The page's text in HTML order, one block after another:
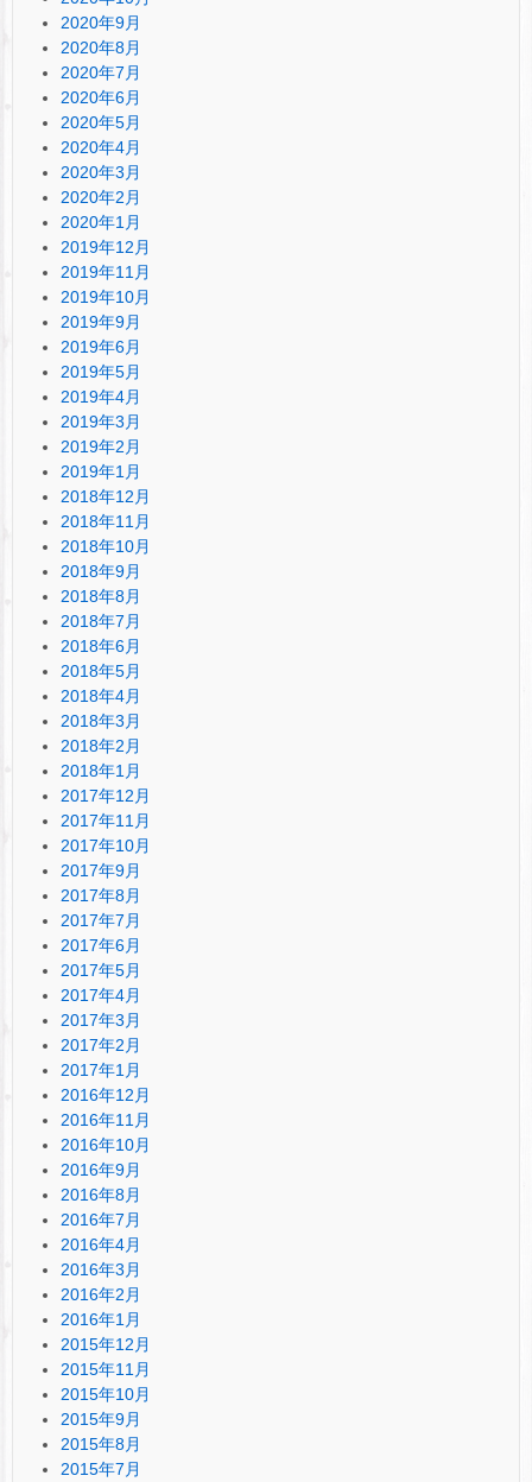
2020年9月
2020年8月
2020年7月
2020年6月
2020年5月
2020年4月
2020年3月
2020年2月
2020年1月
2019年12月
2019年11月
2019年10月
2019年9月
2019年6月
2019年5月
2019年4月
2019年3月
2019年2月
2019年1月
2018年12月
2018年11月
2018年10月
2018年9月
2018年8月
2018年7月
2018年6月
2018年5月
2018年4月
2018年3月
2018年2月
2018年1月
2017年12月
2017年11月
2017年10月
2017年9月
2017年8月
2017年7月
2017年6月
2017年5月
2017年4月
2017年3月
2017年2月
2017年1月
2016年12月
2016年11月
2016年10月
2016年9月
2016年8月
2016年7月
2016年4月
2016年3月
2016年2月
2016年1月
2015年12月
2015年11月
2015年10月
2015年9月
2015年8月
2015年7月